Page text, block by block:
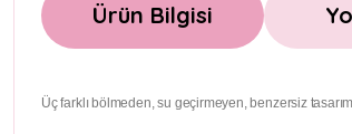
Ürün Bilgisi
Üç farklı bölmeden, su geçirmeyen, benzersiz